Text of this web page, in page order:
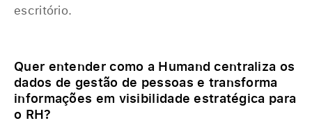
escritório.
Quer entender como a Humand centraliza os
dados de gestão de pessoas e transforma
informações em visibilidade estratégica para
o RH?